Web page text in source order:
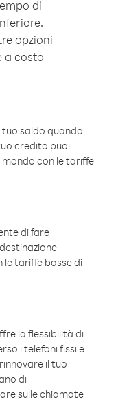
di
opzioni
a costo
saldo quando
credito puoi
con le tariffe
di fare
le tariffe basse di
la flessibilità di
i telefoni fissi e
il tuo
di
sulle chiamate